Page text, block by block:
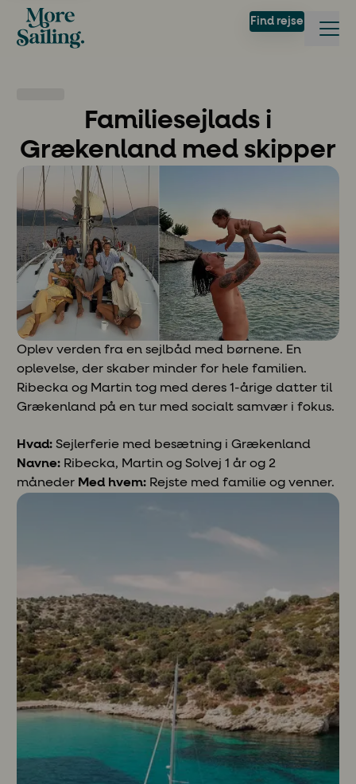
Find rejse
Familiesejlads i
Grækenland med skipper
Oplev verden fra en sejlbåd med børnene. En
oplevelse, der skaber minder for hele familien.
Ribecka og Martin tog med deres 1-årige datter til
Grækenland på en tur med socialt samvær i fokus.
Hvad: Sejlerferie med besætning i Grækenland
Navne: Ribecka, Martin og Solvej 1 år og 2
måneder Med hvem: Rejste med familie og venner.